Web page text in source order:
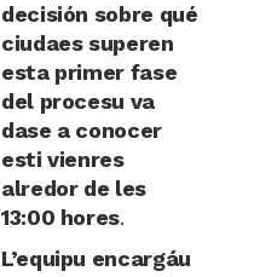
decisión sobre qué
ciudaes superen
esta primer fase
del procesu va
dase a conocer
esti vienres
alredor de les
13:00 hores.
L’equipu encargáu